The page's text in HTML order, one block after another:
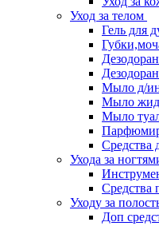
Уход за телом
Гель для
Мыло д/
Мыло
Мыло
Средства
Ухода за
Средства
Уходу за
Доп